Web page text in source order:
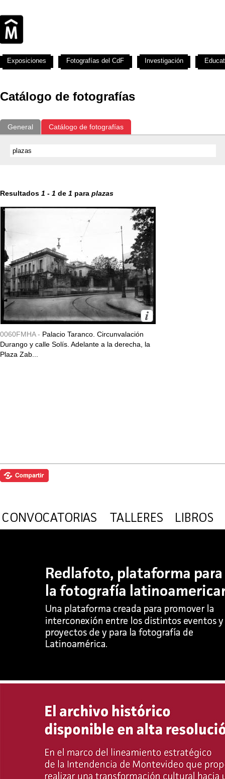
Catálogo de fotografías
General Catálogo de fotografías
Resultados 1 - 1 de 1 para plazas
0060FMHA - Palacio Taranco. Circunvalación
Durango y calle Solís. Adelante a la derecha, la
Plaza Zab...
Exposiciones Fotografías del CdF Investigación